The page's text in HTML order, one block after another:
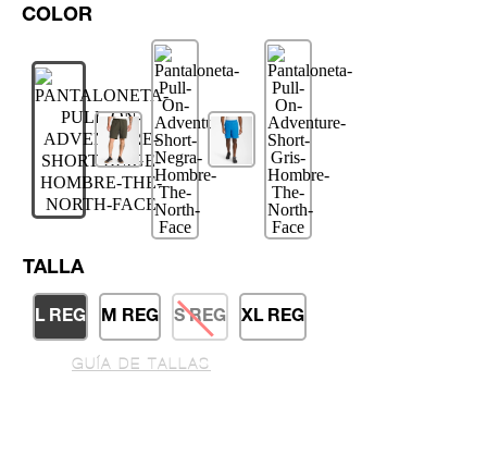
TALLA
L REG M REG S REG XL REG
GUÍA DE TALLAS